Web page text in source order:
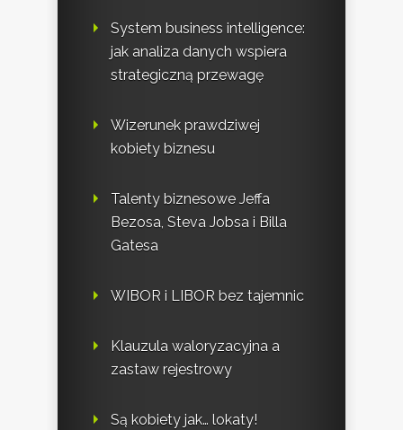
System business intelligence:
jak analiza danych wspiera
strategiczną przewagę
Wizerunek prawdziwej
kobiety biznesu
Talenty biznesowe Jeffa
Bezosa, Steva Jobsa i Billa
Gatesa
WIBOR i LIBOR bez tajemnic
Klauzula waloryzacyjna a
zastaw rejestrowy
Są kobiety jak… lokaty!